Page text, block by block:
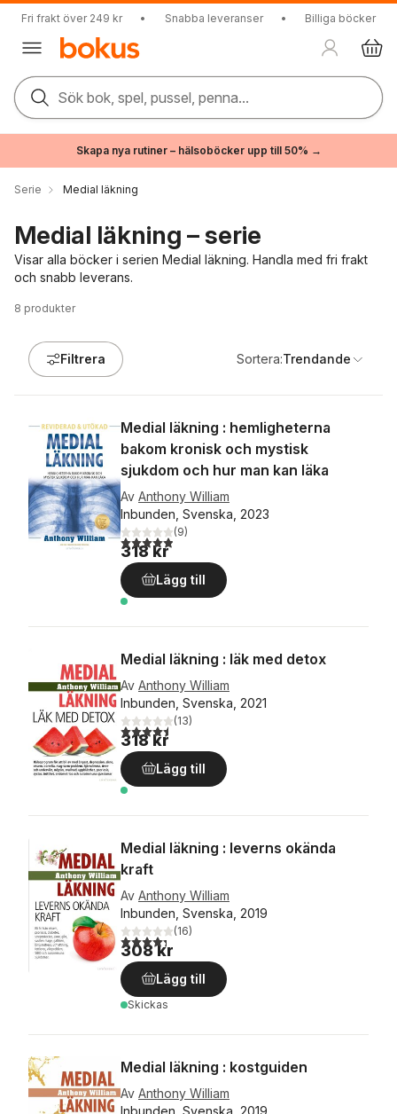
Fri frakt över 249 kr • Snabba leveranser • Billiga böcker
Sök bok, spel, pussel, penna...
Skapa nya rutiner – hälsoböcker upp till 50% →
Serie Medial läkning
Medial läkning – serie
Visar alla böcker i serien Medial läkning. Handla med fri frakt
och snabb leverans.
8 produkter
Filtrera Sortera:Trendande
Medial läkning : hemligheterna
bakom kronisk och mystisk
sjukdom och hur man kan läka
Av Anthony William
Inbunden, Svenska, 2023
4,9utav 5 stjärnor. Totalt antal röster:
(9)
318 kr
Lägg till
Medial läkning : läk med detox
Av Anthony William
Inbunden, Svenska, 2021
4,5utav 5 stjärnor. Totalt antal röster:
(13)
318 kr
Lägg till
Medial läkning : leverns okända
kraft
Av Anthony William
Inbunden, Svenska, 2019
4,3utav 5 stjärnor. Totalt antal röster:
(16)
308 kr
Lägg till
Skickas
Medial läkning : kostguiden
Av Anthony William
Inbunden, Svenska, 2019